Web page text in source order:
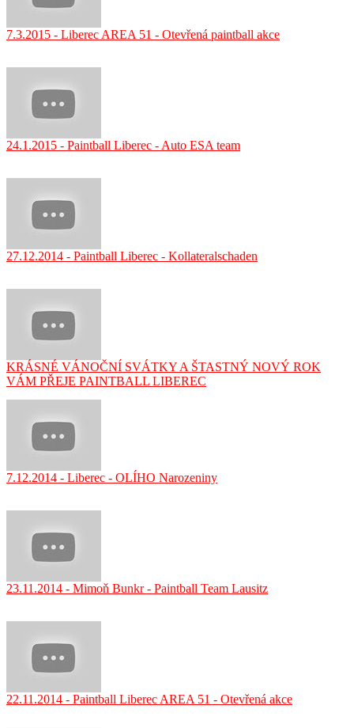
7.3.2015 - Liberec AREA 51 - Otevřená paintball akce
24.1.2015 - Paintball Liberec - Auto ESA team
27.12.2014 - Paintball Liberec - Kollateralschaden
KRÁSNÉ VÁNOČNÍ SVÁTKY A ŠTASTNÝ NOVÝ ROK
VÁM PŘEJE PAINTBALL LIBEREC
7.12.2014 - Liberec - OLÍHO Narozeniny
23.11.2014 - Mimoň Bunkr - Paintball Team Lausitz
22.11.2014 - Paintball Liberec AREA 51 - Otevřená akce